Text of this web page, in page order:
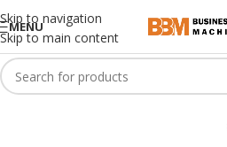
Skip to navigation
Skip to main content
MENU